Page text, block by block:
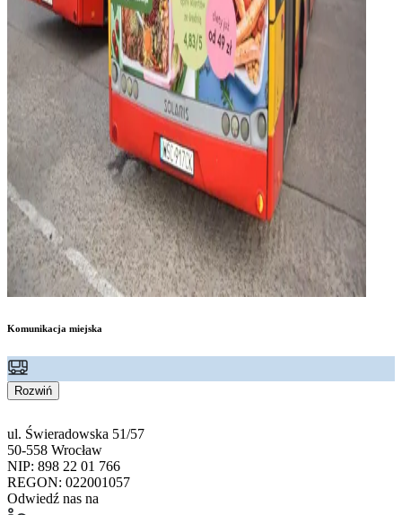
Komunikacja miejska
Rozwiń
ul. Świeradowska 51/57
50-558 Wrocław
NIP: 898 22 01 766
REGON: 022001057
Odwiedź nas na